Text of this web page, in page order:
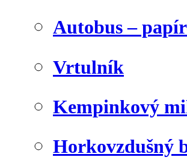
Autobus –
Vrtulník
Kempinkový
Horkovzdušný